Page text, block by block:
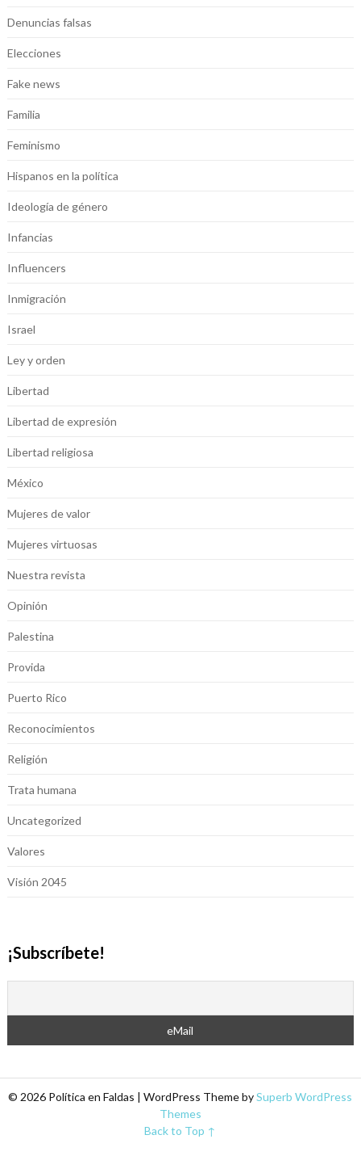
Denuncias falsas
Elecciones
Fake news
Familia
Feminismo
Hispanos en la política
Ideología de género
Infancias
Influencers
Inmigración
Israel
Ley y orden
Libertad
Libertad de expresión
Libertad religiosa
México
Mujeres de valor
Mujeres virtuosas
Nuestra revista
Opinión
Palestina
Provida
Puerto Rico
Reconocimientos
Religión
Trata humana
Uncategorized
Valores
Visión 2045
¡Subscríbete!
© 2026 Política en Faldas | WordPress Theme bySuperb WordPress
Themes
Back to Top ↑